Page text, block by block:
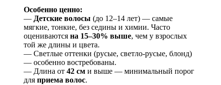
Особенно ценно:
— Детские волосы (до 12–14 лет) — самые
мягкие, тонкие, без седины и химии. Часто
оцениваются на 15–30% выше, чем у взрослых
той же длины и цвета.
— Светлые оттенки (русые, светло-русые, блонд)
— особенно востребованы.
— Длина от 42 см и выше — минимальный порог
для приема волос.